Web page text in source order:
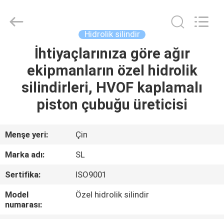
ÜRÜN
VIDEOLAR
BIZIM
FABRIKA
EQUIPMENT
CO.,LTD.
Hidrolik silindir
İhtiyaçlarınıza göre ağır
ekipmanların özel hidrolik
silindirleri, HVOF kaplamalı
piston çubuğu üreticisi
Menşe yeri:
Çin
Marka adı:
SL
Sertifika:
ISO9001
Model
numarası:
Özel hidrolik silindir